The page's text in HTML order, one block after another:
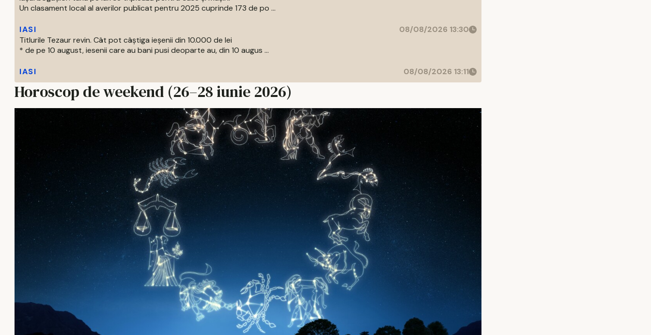
Un clasament local al averilor publicat pentru 2025 cuprinde 173 de po ...
IASI
08/08/2026 13:30
Titlurile Tezaur revin. Cât pot câștiga ieșenii din 10.000 de lei
* de pe 10 august, iesenii care au bani pusi deoparte au, din 10 augus ...
IASI 08/08/2026 13:11
Horoscop de weekend (26–28 iunie 2026)